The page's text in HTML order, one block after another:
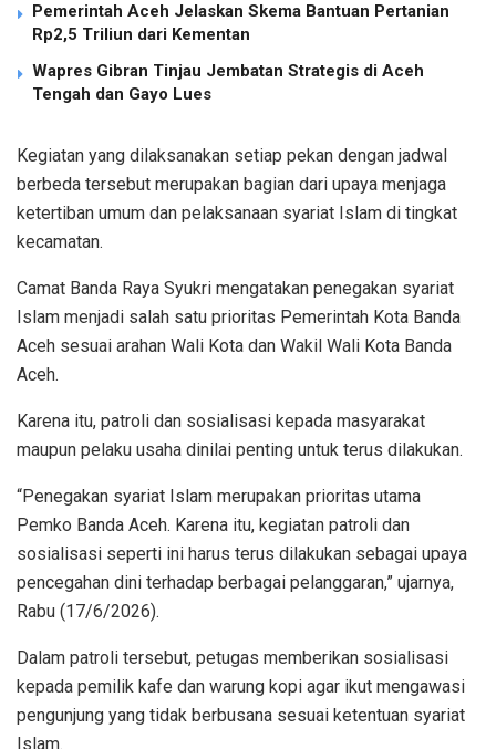
Pemerintah Aceh Jelaskan Skema Bantuan Pertanian
Rp2,5 Triliun dari Kementan
Wapres Gibran Tinjau Jembatan Strategis di Aceh
Tengah dan Gayo Lues
Kegiatan yang dilaksanakan setiap pekan dengan jadwal
berbeda tersebut merupakan bagian dari upaya menjaga
ketertiban umum dan pelaksanaan syariat Islam di tingkat
kecamatan.
Camat Banda Raya Syukri mengatakan penegakan syariat
Islam menjadi salah satu prioritas Pemerintah Kota Banda
Aceh sesuai arahan Wali Kota dan Wakil Wali Kota Banda
Aceh.
Karena itu, patroli dan sosialisasi kepada masyarakat
maupun pelaku usaha dinilai penting untuk terus dilakukan.
“Penegakan syariat Islam merupakan prioritas utama
Pemko Banda Aceh. Karena itu, kegiatan patroli dan
sosialisasi seperti ini harus terus dilakukan sebagai upaya
pencegahan dini terhadap berbagai pelanggaran,” ujarnya,
Rabu (17/6/2026).
Dalam patroli tersebut, petugas memberikan sosialisasi
kepada pemilik kafe dan warung kopi agar ikut mengawasi
pengunjung yang tidak berbusana sesuai ketentuan syariat
Islam.